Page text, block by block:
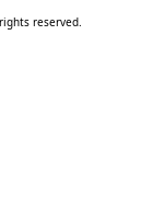
reserved.